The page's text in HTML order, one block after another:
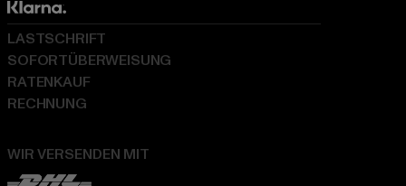
WIR VERSENDEN MIT
LASTSCHRIFT
SOFORTÜBERWEISUNG
RATENKAUF
RECHNUNG